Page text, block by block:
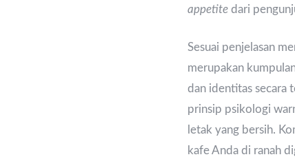
appetite dari
Sesuai penjelasan
merupakan
dan identitas secara
prinsip psikologi
letak yang bersih.
kafe Anda di ranah